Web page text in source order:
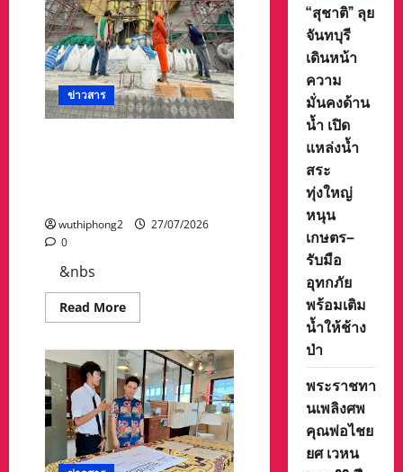
ข่าวสาร
wuthiphong2
27/07/2026
0
&nbs
Read MoreRead
more
แห่ง
ศรัทธา…
จาก
รอย
ทาง
แห่ง
ความ
โดด
เดี่ยว
“สุชาติ” ลุย
จันทบุรี
เดินหน้า
ความ
มั่นคงด้าน
น้ำ เปิด
แหล่งน้ำ
สระ
ทุ่งใหญ่
หนุน
เกษตร–
รับมือ
อุทกภัย
พร้อมเติม
น้ำให้ช้าง
ป่า
พระราชทา
นเพลิงศพ
คุณพ่อไชย
ยศ เวหน